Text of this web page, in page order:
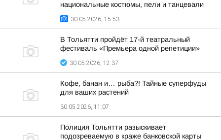
национальные костюмы, пели и танцевали
30.05.2026, 15:53
В Тольятти пройдёт 17-й театральный
фестиваль «Премьера одной репетиции»
30.05.2026, 12:37
Кофе, банан и… рыба?! Тайные суперфуды
для ваших растений
30.05.2026, 11:07
Полиция Тольятти разыскивает
подозреваемую в краже банковской карты